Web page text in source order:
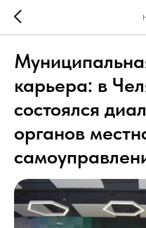
карьера: в
состоялся
органов